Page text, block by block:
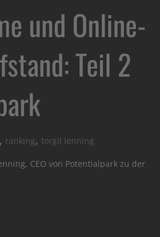
und Online-
Teil 2
, ranking, torgil lenning
CEO von Potentialpark zu der